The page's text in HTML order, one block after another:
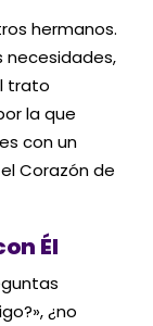
hermanos.
necesidades,
trato
la que
con un
Corazón de
Él
¿no